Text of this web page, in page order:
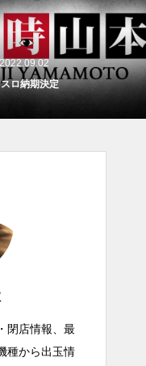
2022.09.02
ロ納期決定
閉店情報、最
種から出玉情